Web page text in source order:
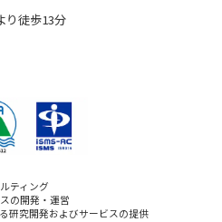
り徒歩13分
ティング
の開発・運営
研究開発およびサービスの提供